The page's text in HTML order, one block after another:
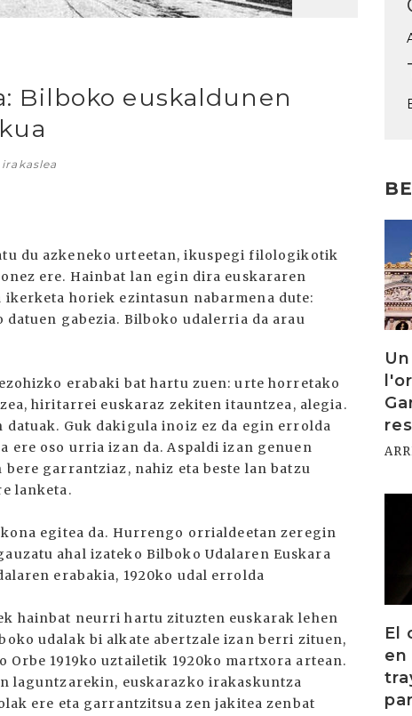
Bilboko euskaldunen
du azkeneko urteetan, ikuspegi filologikotik
ere. Hainbat lan egin dira euskararen
horiek ezintasun nabarmena dute:
gabezia. Bilboko udalerria da arau
erabaki bat hartu zuen: urte horretako
hiritarrei euskaraz zekiten itauntzea, alegia.
Guk dakigula inoiz ez da egin errolda
ere oso urria izan da. Aspaldi izan genuen
garrantziaz, nahiz eta beste lan batzu
lanketa.
egitea da. Hurrengo orrialdeetan zeregin
ahal izateko Bilboko Udalaren Euskara
erabakia, 1920ko udal errolda
hainbat neurri hartu zituzten euskarak lehen
udalak bi alkate abertzale izan berri zituen,
Orbe 1919ko uztailetik 1920ko martxora artean.
laguntzarekin, euskarazko irakaskuntza
ere eta garrantzitsua zen jakitea zenbat
El
en